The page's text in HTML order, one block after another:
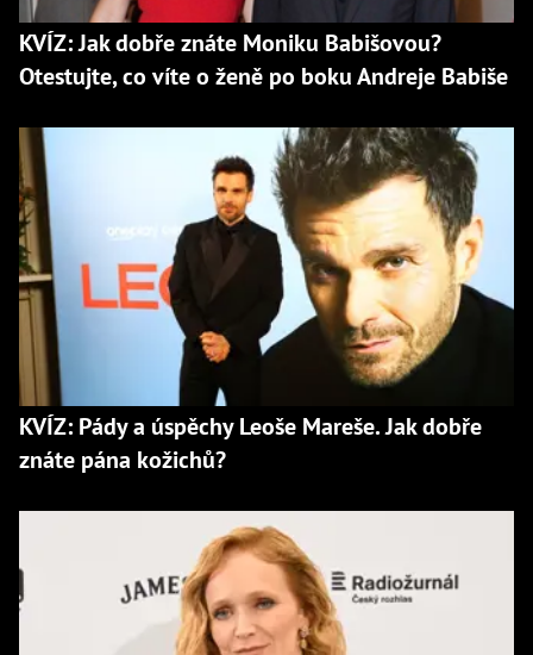
KVÍZ: Jak dobře znáte Moniku Babišovou?
Otestujte, co víte o ženě po boku Andreje Babiše
KVÍZ: Pády a úspěchy Leoše Mareše. Jak dobře
znáte pána kožichů?